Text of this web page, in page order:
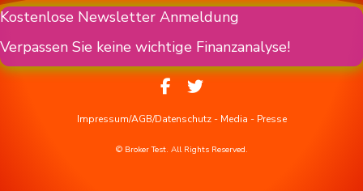
Kostenlose Newsletter Anmeldung
Verpassen Sie keine wichtige Finanzanalyse!
Impressum/AGB/Datenschutz- Media - Presse
© Broker Test. All Rights Reserved.